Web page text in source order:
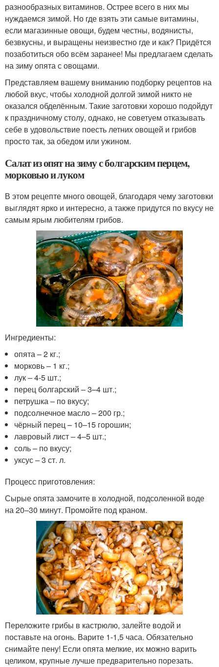
разнообразных витаминов. Острее всего в них мы
нуждаемся зимой. Но где взять эти самые витамины,
если магазинные овощи, будем честны, водянисты,
безвкусны, и выращены неизвестно где и как? Придётся
позаботиться обо всём заранее! Мы предлагаем сделать
на зиму опята с овощами.
Представляем вашему вниманию подборку рецептов на
любой вкус, чтобы холодной долгой зимой никто не
оказался обделённым. Такие заготовки хорошо подойдут
к праздничному столу, однако, не советуем отказывать
себе в удовольствие поесть летних овощей и грибов
просто так, за обедом или ужином.
Салат из опят на зиму с болгарским перцем,
морковью и луком
В этом рецепте много овощей, благодаря чему заготовки
выглядят ярко и интересно, а также придутся по вкусу не
самым ярым любителям грибов.
Ингредиенты:
опята – 2 кг.;
морковь – 1 кг.;
лук – 4-5 шт.;
перец болгарский – 3–4 шт.;
петрушка – по вкусу;
подсолнечное масло – 200 гр.;
чёрный перец – 10–15 горошин;
лавровый лист – 4–5 шт.;
соль – по вкусу;
уксус – 3 ст. л.
Процесс приготовления:
Сырые опята замочите в холодной, подсоленной воде
на 20–30 минут. Промойте под краном.
Переложите грибы в кастрюлю, залейте водой и
поставьте на огонь. Варите 1-1,5 часа. Обязательно
снимайте пену! Если опята мелкие, их можно варить
целиком, крупные лучше предварительно порезать.